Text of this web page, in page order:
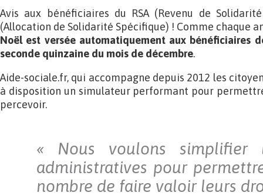
Avis aux bénéficiaires du RSA (Revenu de
(Allocation de Solidarité Spécifique) ! Comme chaque
Noël est versée automatiquement aux bénéficiaires
seconde quinzaine du mois de décembre.
Aide-sociale.fr, qui accompagne depuis 2012 les
à disposition un simulateur performant pour
percevoir.
« Nous voulons simplifier
administratives pour
nombre de faire valoir leurs